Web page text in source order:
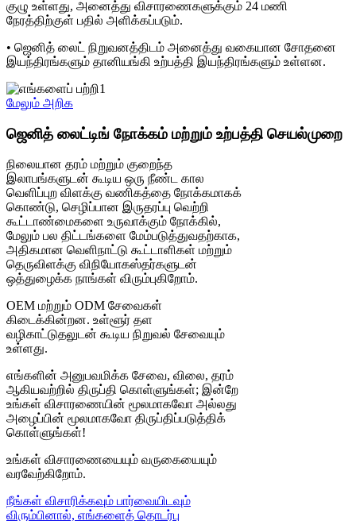
குழு உள்ளது, அனைத்து விசாரணைகளுக்கும் 24 மணி
நேரத்திற்குள் பதில் அளிக்கப்படும்.
• ஜெனித் லைட் நிறுவனத்திடம் அனைத்து வகையான சோதனை
இயந்திரங்களும் தானியங்கி உற்பத்தி இயந்திரங்களும் உள்ளன.
மேலும் அறிக
ஜெனித் லைட்டிங் நோக்கம் மற்றும் உற்பத்தி செயல்முறை
நிலையான தரம் மற்றும் குறைந்த
இலாபங்களுடன் கூடிய ஒரு நீண்ட கால
வெளிப்புற விளக்கு வணிகத்தை நோக்கமாகக்
கொண்டு, செழிப்பான இருதரப்பு வெற்றி
கூட்டாண்மைகளை உருவாக்கும் நோக்கில்,
மேலும் பல திட்டங்களை மேம்படுத்துவதற்காக,
அதிகமான வெளிநாட்டு கூட்டாளிகள் மற்றும்
தெருவிளக்கு விநியோகஸ்தர்களுடன்
ஒத்துழைக்க நாங்கள் விரும்புகிறோம்.
OEM மற்றும் ODM சேவைகள்
கிடைக்கின்றன. உள்ளூர் தள
வழிகாட்டுதலுடன் கூடிய நிறுவல் சேவையும்
உள்ளது.
எங்களின் அனுபவமிக்க சேவை, விலை, தரம்
ஆகியவற்றில் திருப்தி கொள்ளுங்கள்; இன்றே
உங்கள் விசாரணையின் மூலமாகவோ அல்லது
அழைப்பின் மூலமாகவோ திருப்திப்படுத்திக்
கொள்ளுங்கள்!
உங்கள் விசாரணையையும் வருகையையும்
வரவேற்கிறோம்.
நீங்கள் விசாரிக்கவும் பார்வையிடவும்
விரும்பினால், எங்களைத் தொடர்பு